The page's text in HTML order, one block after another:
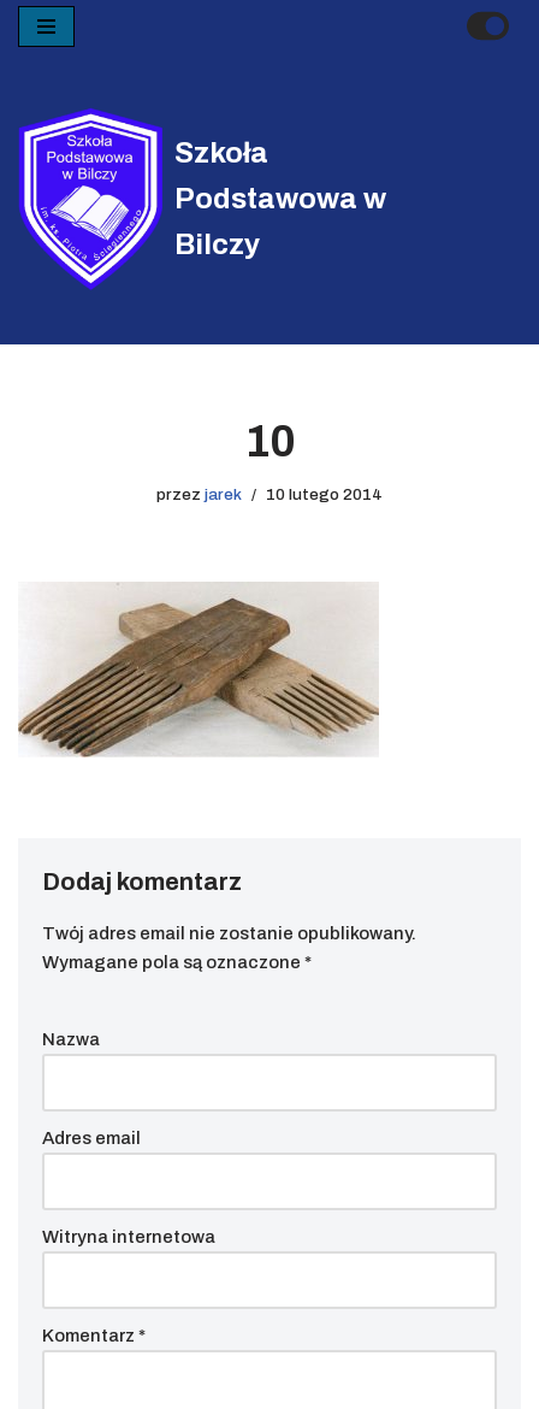
treści
Szkoła
Podstawowa w
Bilczy
10
przez jarek 10 lutego 2014
Dodaj komentarz
Twój adres email nie zostanie opublikowany.
Wymagane pola są oznaczone *
Nazwa
Adres email
Witryna internetowa
Komentarz *